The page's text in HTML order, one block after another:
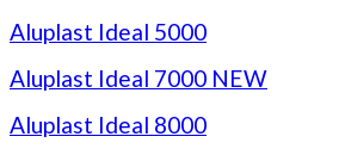
Aluplast Ideal 5000
Aluplast Ideal 7000 NEW
Aluplast Ideal 8000